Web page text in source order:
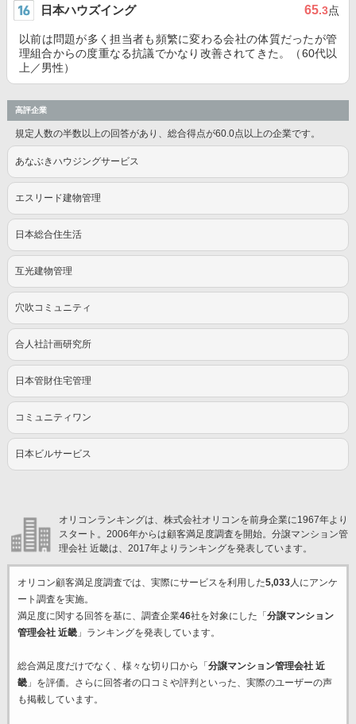
日本ハウズイング 65.3点
以前は問題が多く担当者も頻繁に変わる会社の体質だったが管
理組合からの度重なる抗議でかなり改善されてきた。（60代以
上／男性）
高評企業
規定人数の半数以上の回答があり、総合得点が60.0点以上の企業です。
あなぶきハウジングサービス
エスリード建物管理
日本総合住生活
互光建物管理
穴吹コミュニティ
合人社計画研究所
日本管財住宅管理
コミュニティワン
日本ビルサービス
オリコンランキングは、株式会社オリコンを前身企業に1967年より
スタート。2006年からは顧客満足度調査を開始。分譲マンション管
理会社 近畿は、2017年よりランキングを発表しています。
オリコン顧客満足度調査では、実際にサービスを利用した5,033人にアンケ
ート調査を実施。
満足度に関する回答を基に、調査企業46社を対象にした「 分譲マンション
管理会社 近畿」ランキングを発表しています。
総合満足度だけでなく、様々な切り口から「 分譲マンション管理会社 近
畿」を評価。さらに回答者の口コミや評判といった、実際のユーザーの声
も掲載しています。